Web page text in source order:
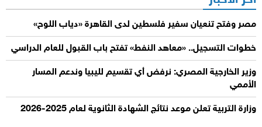
مصر وفتح تنعيان سفير فلسطين لدى القاهرة «دياب اللوح»
خطوات التسجيل.. «معاهد النفط» تفتح باب القبول للعام الدراسي
وزير الخارجية المصري: نرفض أي تقسيم لليبيا وندعم المسار
الأممي
وزارة التربية تعلن موعد نتائج الشهادة الثانوية لعام 2025-2026